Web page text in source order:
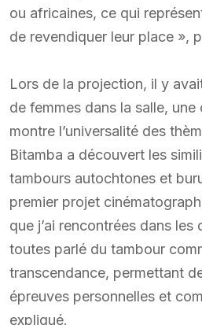
ou africaines, ce qui
de revendiquer leur place »,
Lors de la projection, il y
de femmes dans la salle,
montre l’universalité des
Bitamba a découvert les
tambours autochtones et
premier projet
que j’ai rencontrées dans les
toutes parlé du tambour
transcendance, permettant
épreuves personnelles et
expliqué.